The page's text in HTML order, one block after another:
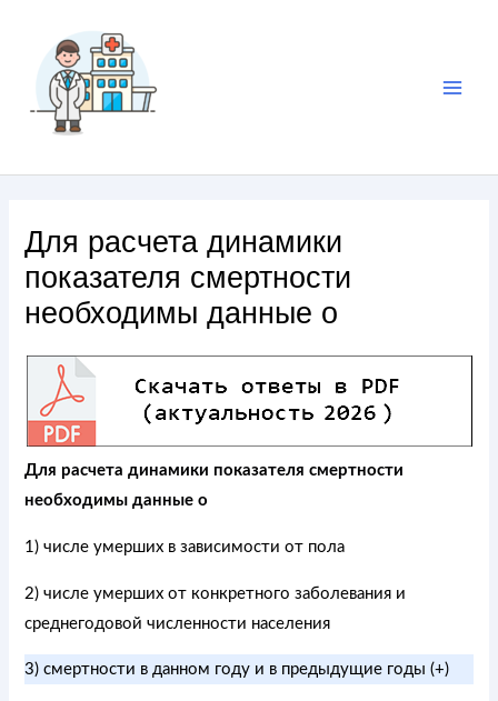
Для расчета динамики
показателя смертности
необходимы данные о
Для расчета динамики показателя смертности
необходимы данные о
1) числе умерших в зависимости от пола
2) числе умерших от конкретного заболевания и
среднегодовой численности населения
3) смертности в данном году и в предыдущие годы (+)